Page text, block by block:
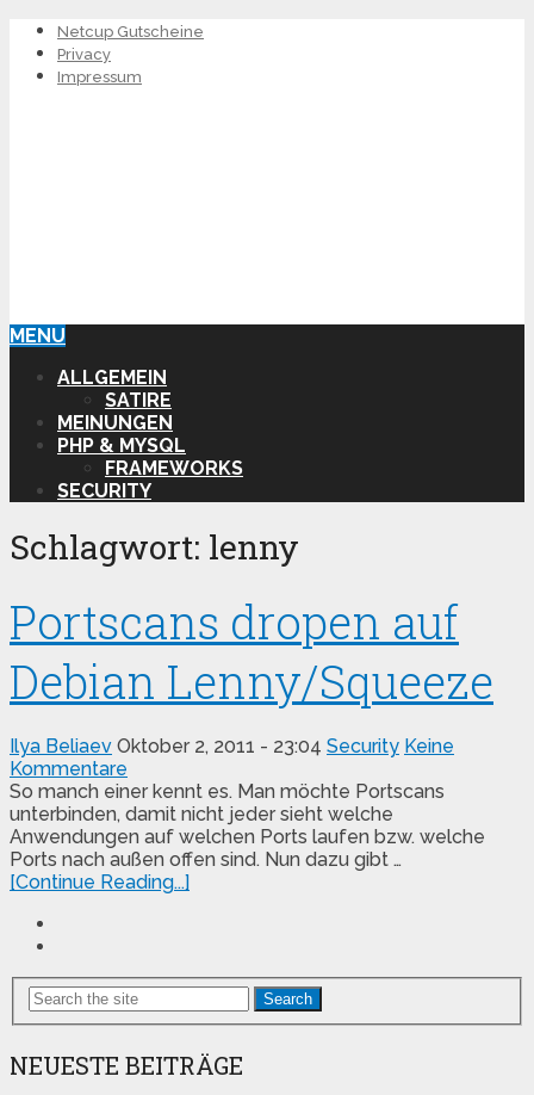
Netcup Gutscheine
Privacy
Impressum
MENU
ALLGEMEIN
SATIRE
MEINUNGEN
PHP & MYSQL
FRAMEWORKS
SECURITY
Schlagwort: lenny
Portscans dropen auf
Debian Lenny/Squeeze
Ilya Beliaev Oktober 2, 2011 - 23:04 Security Keine
Kommentare
So manch einer kennt es. Man möchte Portscans
unterbinden, damit nicht jeder sieht welche
Anwendungen auf welchen Ports laufen bzw. welche
Ports nach außen offen sind. Nun dazu gibt …
[Continue Reading...]
Search
NEUESTE BEITRÄGE